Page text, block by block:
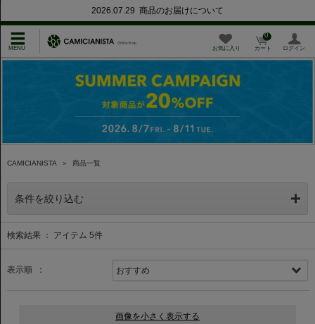
2026.07.29 商品のお届けについて
お気に入り カート
0
ログイン
CAMICIANISTA ＞ 商品一覧
条件を絞り込む
検索結果 ： アイテム 5件
表示順 ：